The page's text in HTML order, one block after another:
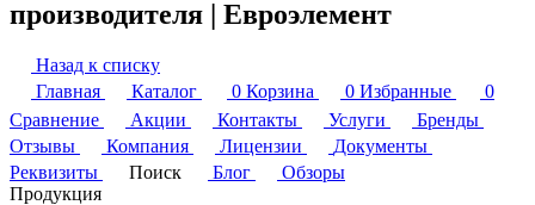
производителя | Евроэлемент
Назад к списку
Главная
Каталог 0 Корзина 0 Избранные
0
Сравнение
Акции Контакты Услуги
Бренды
Отзывы
Компания Лицензии
Документы
Реквизиты
Поиск Блог
Обзоры
Продукция